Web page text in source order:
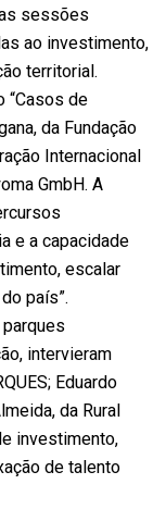
sessões
ao investimento,
territorial.
de
da Fundação
Internacional
GmbH. A
e a capacidade
escalar
país”.
intervieram
Eduardo
da Rural
investimento,
de talento